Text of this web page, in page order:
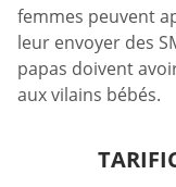
femmes peuvent
leur envoyer des
papas doivent
aux vilains bébés.